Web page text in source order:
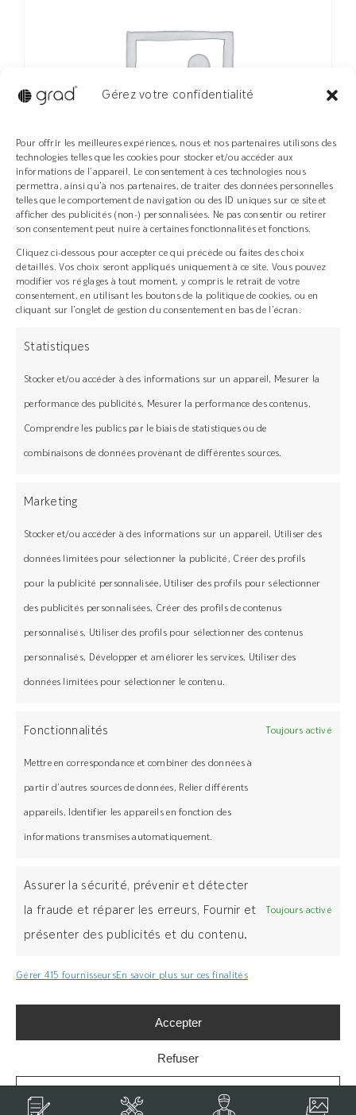
Gérez votre confidentialité
Pour offrir les meilleures expériences, nous et nos partenaires utilisons des
technologies telles que les cookies pour stocker et/ou accéder aux
informations de l’appareil. Le consentement à ces technologies nous
permettra, ainsi qu’à nos partenaires, de traiter des données personnelles
telles que le comportement de navigation ou des ID uniques sur ce site et
afficher des publicités (non-) personnalisées. Ne pas consentir ou retirer
son consentement peut nuire à certaines fonctionnalités et fonctions.
Cliquez ci-dessous pour accepter ce qui précède ou faites des choix
détaillés. Vos choix seront appliqués uniquement à ce site. Vous pouvez
modifier vos réglages à tout moment, y compris le retrait de votre
consentement, en utilisant les boutons de la politique de cookies, ou en
cliquant sur l’onglet de gestion du consentement en bas de l’écran.
Statistiques
Stocker et/ou accéder à des informations sur un appareil, Mesurer la
performance des publicités, Mesurer la performance des contenus,
Comprendre les publics par le biais de statistiques ou de
combinaisons de données provenant de différentes sources.
Marketing
Stocker et/ou accéder à des informations sur un appareil, Utiliser des
données limitées pour sélectionner la publicité, Créer des profils
pour la publicité personnalisée, Utiliser des profils pour sélectionner
des publicités personnalisées, Créer des profils de contenus
personnalisés, Utiliser des profils pour sélectionner des contenus
personnalisés, Développer et améliorer les services, Utiliser des
données limitées pour sélectionner le contenu.
Fonctionnalités Toujours activé
Mettre en correspondance et combiner des données à
partir d’autres sources de données, Relier différents
appareils, Identifier les appareils en fonction des
informations transmises automatiquement.
Assurer la sécurité, prévenir et détecter
la fraude et réparer les erreurs, Fournir et
présenter des publicités et du contenu.
Toujours activé
Gérer 415 fournisseursEn savoir plus sur ces finalités
Accepter
Refuser
Gérer les options
CMDBLIEV-2527442
4170,40€
Box échantillon
Ajouter au panier
Z.I. BOIS L’ABBESSE
FR 68660 LIEPVRE
DEVIS PARTICULIER
LEXIQUE
À PROPOS
BLOG
SOLUTIONS